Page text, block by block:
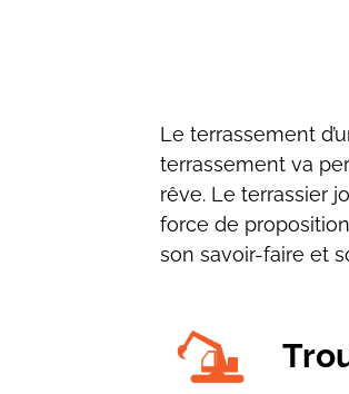
Le terrassement
terrassement va
rêve. Le terrassier
force de
son savoir-faire et